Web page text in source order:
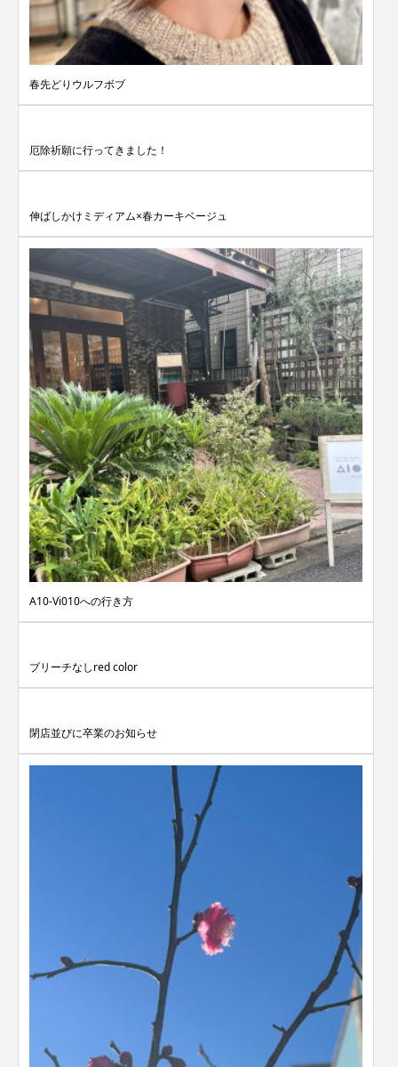
春先どりウルフボブ
厄除祈願に行ってきました！
伸ばしかけミディアム×春カーキベージュ
A10-Vi010への行き方
ブリーチなしred color
閉店並びに卒業のお知らせ